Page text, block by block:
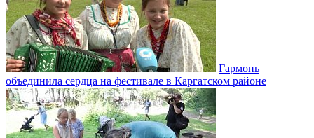
Гармонь
объединила сердца на фестивале в Каргатском районе